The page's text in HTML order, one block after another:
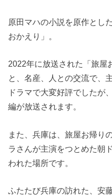
原田マハの小説を原作とし
おかえり」。
2022年に放送された「旅屋
と、名産、人との交流で、
ドラマで大変好評でしたが
編が放送されます。
また、兵庫は、旅屋お帰り
ラさんが主演をつとめた朝
われた場所です。
ふたたび兵庫の訪れた、安